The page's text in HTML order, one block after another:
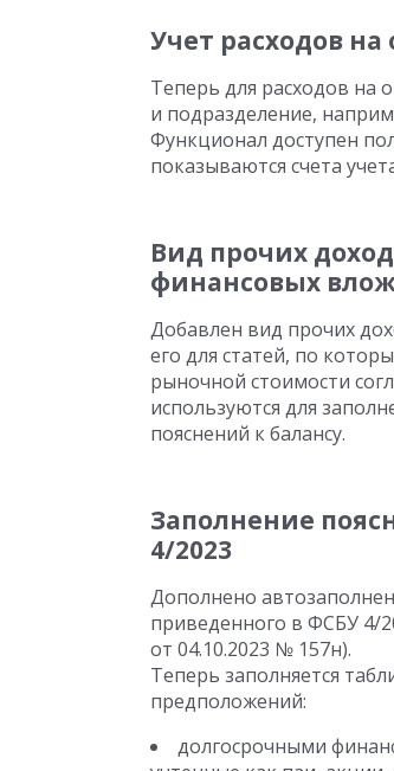
Учет расходов
Теперь для расходов на
и подразделение,
Функционал доступен
показываются счета
Вид прочих
финансовых
Добавлен вид прочих
его для статей, по
рыночной стоимости
используются для
пояснений к балансу.
Заполнение
4/2023
Дополнено
приведенного в ФСБУ 4/
от 04.10.2023 № 157н).
Теперь заполняется
предположений:
долгосрочными